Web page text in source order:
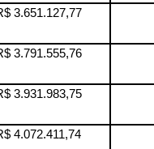
3.651.127,77
3.791.555,76
3.931.983,75
4.072.411,74